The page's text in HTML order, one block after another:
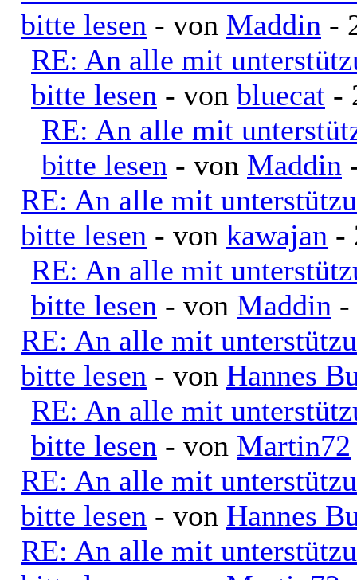
bitte lesen - von Maddin -
RE: An alle mit
bitte lesen - von bluecat -
RE: An alle mit
bitte lesen - von Maddin
RE: An alle mit
bitte lesen - von kawajan -
RE: An alle mit
bitte lesen - von Maddin -
RE: An alle mit
bitte lesen - von Hannes
RE: An alle mit
bitte lesen - von Martin72
RE: An alle mit
bitte lesen - von Hannes
RE: An alle mit